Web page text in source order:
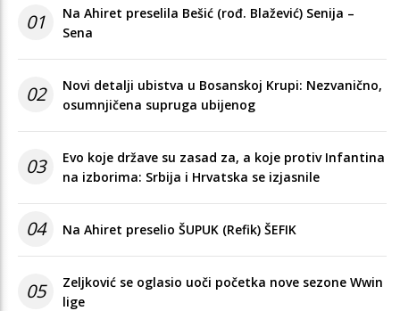
01
Na Ahiret preselila Bešić (rođ. Blažević) Senija –
Sena
02
Novi detalji ubistva u Bosanskoj Krupi: Nezvanično,
osumnjičena supruga ubijenog
03
Evo koje države su zasad za, a koje protiv Infantina
na izborima: Srbija i Hrvatska se izjasnile
04 Na Ahiret preselio ŠUPUK (Refik) ŠEFIK
05
Zeljković se oglasio uoči početka nove sezone Wwin
lige